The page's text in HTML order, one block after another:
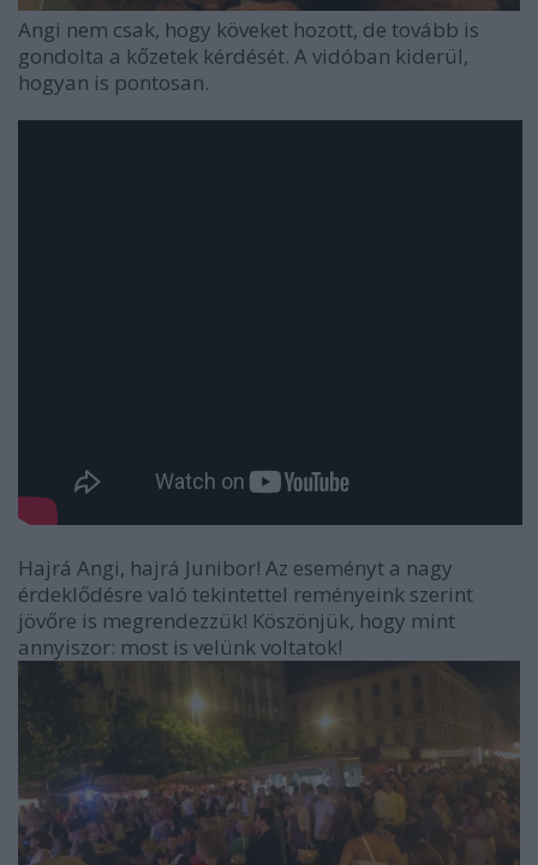
Angi nem csak, hogy köveket hozott, de tovább is
gondolta a kőzetek kérdését. A vidóban kiderül,
hogyan is pontosan.
Hajrá Angi, hajrá Junibor! Az eseményt a nagy
érdeklődésre való tekintettel reményeink szerint
jövőre is megrendezzük! Köszönjük, hogy mint
annyiszor: most is velünk voltatok!